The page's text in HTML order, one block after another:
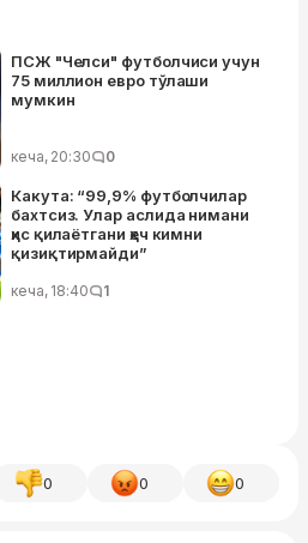
ПСЖ "Челси" футболчиси учун
75 миллион евро тўлаши
мумкин
кеча, 20:30 0
Какута: “99,9% футболчилар
бахтсиз. Улар аслида нимани
ҳис қилаётгани ҳеч кимни
қизиқтирмайди”
кеча, 18:40 1
0 0 0